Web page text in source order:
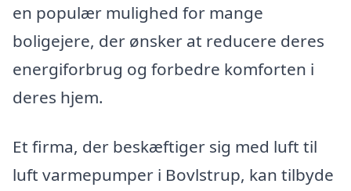
en populær mulighed for mange
boligejere, der ønsker at reducere deres
energiforbrug og forbedre komforten i
deres hjem.
Et firma, der beskæftiger sig med luft til
luft varmepumper i Bovlstrup, kan tilbyde